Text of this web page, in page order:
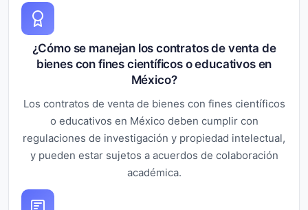
¿Cómo se manejan los contratos de venta de
bienes con fines científicos o educativos en
México?
Los contratos de venta de bienes con fines científicos
o educativos en México deben cumplir con
regulaciones de investigación y propiedad intelectual,
y pueden estar sujetos a acuerdos de colaboración
académica.